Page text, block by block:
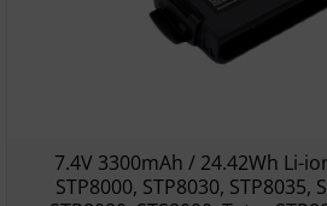
7.4V 3300mAh / 24.42Wh Li-
STP8000, STP8030, STP8035,